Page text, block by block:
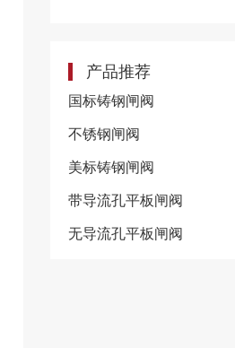
产品推荐
国标铸钢闸阀
不锈钢闸阀
美标铸钢闸阀
带导流孔平板闸阀
无导流孔平板闸阀